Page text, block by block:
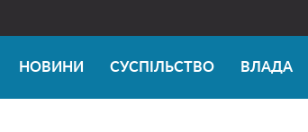
НОВИНИ СУСПІЛЬСТВО ВЛАДА